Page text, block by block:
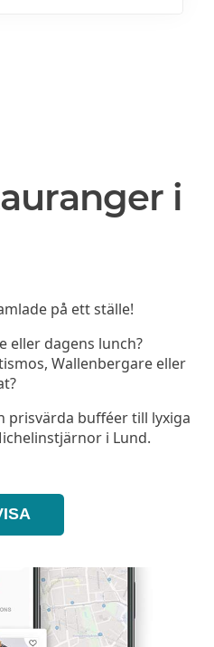
i
på ett ställe!
eller dagens lunch?
Wallenbergare eller
prisvärda bufféer till lyxiga
i Lund.